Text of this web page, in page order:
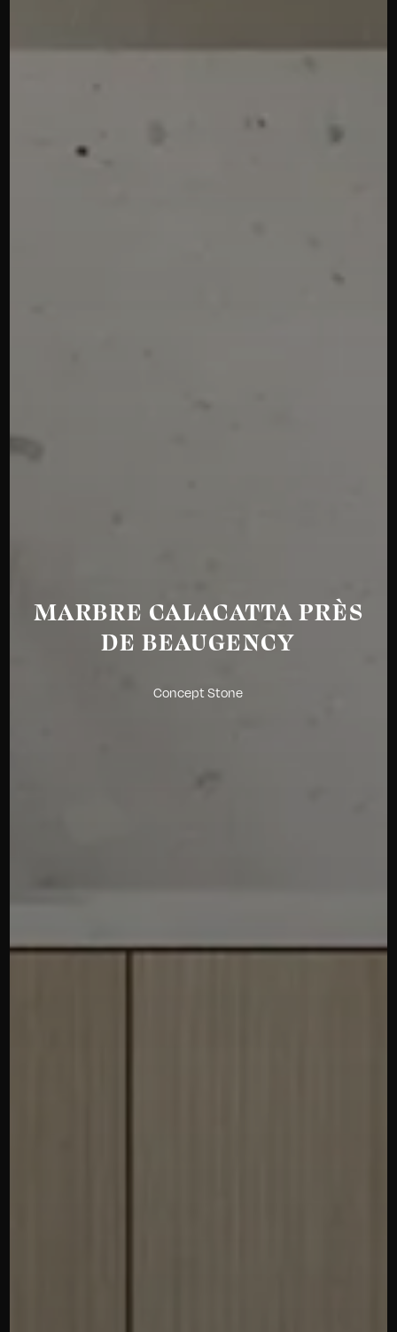
MARBRE CALACATTA PRÈS
DE BEAUGENCY
Concept Stone